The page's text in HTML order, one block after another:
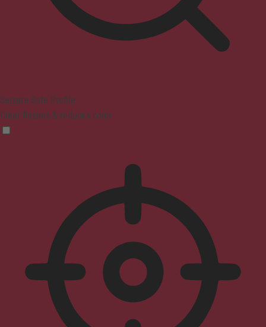
Seizure Safe Profile
Clear flashes & reduces color